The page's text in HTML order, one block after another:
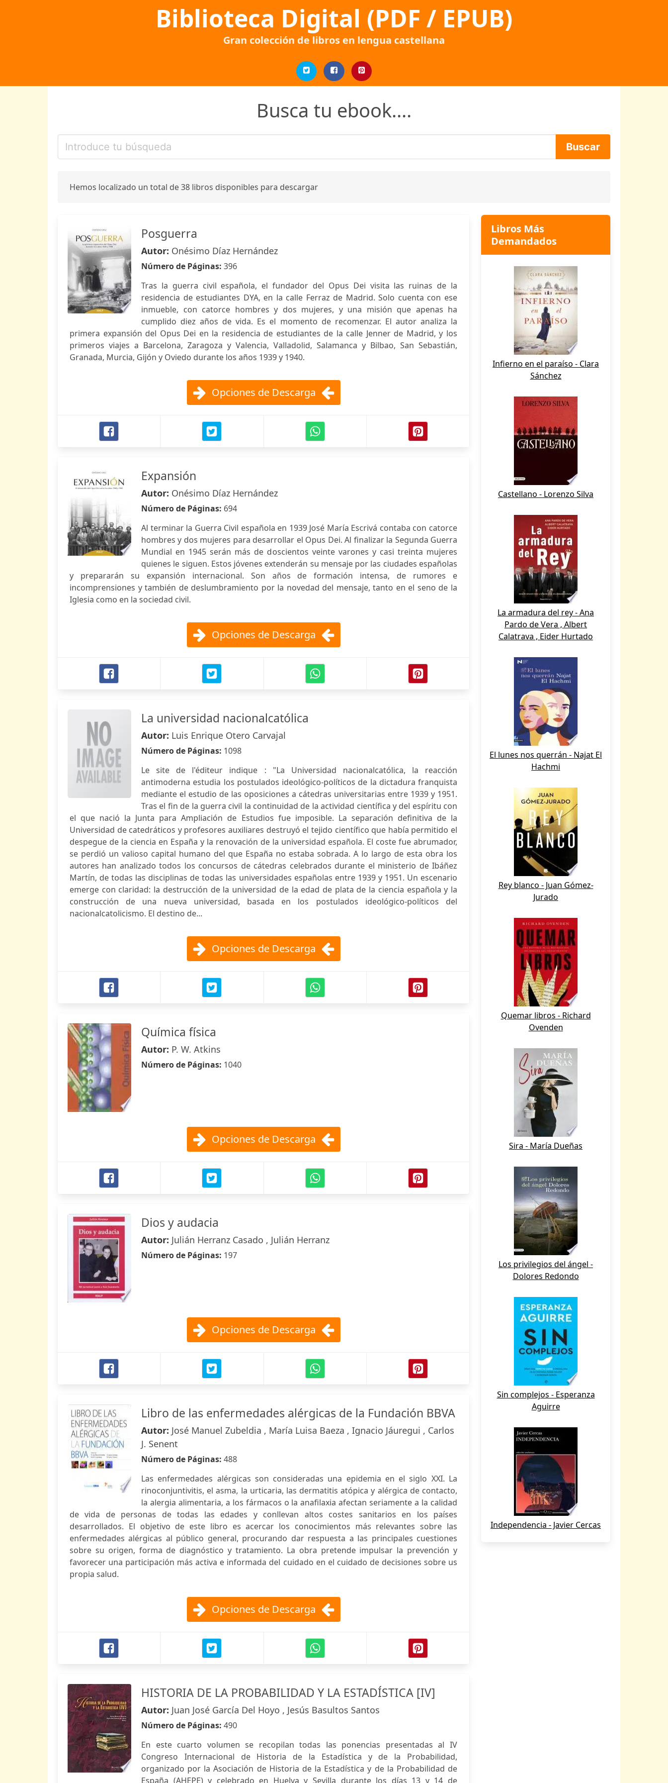
Biblioteca Digital (PDF / EPUB)
Gran colección de libros en lengua castellana
Busca tu ebook....
Hemos localizado un total de 38 libros disponibles para descargar
Posguerra
Autor: Onésimo Díaz Hernández
Número de Páginas: 396
Tras la guerra civil española, el fundador del Opus Dei visita las ruinas de la
residencia de estudiantes DYA, en la calle Ferraz de Madrid. Solo cuenta con ese
inmueble, con catorce hombres y dos mujeres, y una misión que apenas ha
cumplido diez años de vida. Es el momento de recomenzar. El autor analiza la
primera expansión del Opus Dei en la residencia de estudiantes de la calle Jenner de Madrid, y los
primeros viajes a Barcelona, Zaragoza y Valencia, Valladolid, Salamanca y Bilbao, San Sebastián,
Granada, Murcia, Gijón y Oviedo durante los años 1939 y 1940.
Opciones de Descarga
Expansión
Autor: Onésimo Díaz Hernández
Número de Páginas: 694
Al terminar la Guerra Civil española en 1939 José María Escrivá contaba con catorce
hombres y dos mujeres para desarrollar el Opus Dei. Al finalizar la Segunda Guerra
Mundial en 1945 serán más de doscientos veinte varones y casi treinta mujeres
quienes le siguen. Estos jóvenes extenderán su mensaje por las ciudades españolas
y prepararán su expansión internacional. Son años de formación intensa, de rumores e
incomprensiones y también de deslumbramiento por la novedad del mensaje, tanto en el seno de la
Iglesia como en la sociedad civil.
Opciones de Descarga
La universidad nacionalcatólica
Autor: Luis Enrique Otero Carvajal
Número de Páginas: 1098
Le site de l'éditeur indique : "La Universidad nacionalcatólica, la reacción
antimoderna estudia los postulados ideológico-políticos de la dictadura franquista
mediante el estudio de las oposiciones a cátedras universitarias entre 1939 y 1951.
Tras el fin de la guerra civil la continuidad de la actividad científica y del espíritu con
el que nació la Junta para Ampliación de Estudios fue imposible. La separación definitiva de la
Universidad de catedráticos y profesores auxiliares destruyó el tejido científico que había permitido el
despegue de la ciencia en España y la renovación de la universidad española. El coste fue abrumador,
se perdió un valioso capital humano del que España no estaba sobrada. A lo largo de esta obra los
autores han analizado todos los concursos de cátedras celebrados durante el ministerio de Ibáñez
Martín, de todas las disciplinas de todas las universidades españolas entre 1939 y 1951. Un escenario
emerge con claridad: la destrucción de la universidad de la edad de plata de la ciencia española y la
construcción de una nueva universidad, basada en los postulados ideológico-políticos del
nacionalcatolicismo. El destino de...
Opciones de Descarga
Química física
Autor: P. W. Atkins
Número de Páginas: 1040
Opciones de Descarga
Dios y audacia
Autor: Julián Herranz Casado , Julián Herranz
Número de Páginas: 197
Opciones de Descarga
Libro de las enfermedades alérgicas de la Fundación BBVA
Autor: José Manuel Zubeldia , María Luisa Baeza , Ignacio Jáuregui , Carlos
J. Senent
Número de Páginas: 488
Las enfermedades alérgicas son consideradas una epidemia en el siglo XXI. La
rinoconjuntivitis, el asma, la urticaria, las dermatitis atópica y alérgica de contacto,
la alergia alimentaria, a los fármacos o la anafilaxia afectan seriamente a la calidad
de vida de personas de todas las edades y conllevan altos costes sanitarios en los países
desarrollados. El objetivo de este libro es acercar los conocimientos más relevantes sobre las
enfermedades alérgicas al público general, procurando dar respuesta a las principales cuestiones
sobre su origen, forma de diagnóstico y tratamiento. La obra pretende impulsar la prevención y
favorecer una participación más activa e informada del cuidado en el cuidado de decisiones sobre us
propia salud.
Opciones de Descarga
HISTORIA DE LA PROBABILIDAD Y LA ESTADÍSTICA [IV]
Autor: Juan José García Del Hoyo , Jesús Basultos Santos
Número de Páginas: 490
En este cuarto volumen se recopilan todas las ponencias presentadas al IV
Congreso Internacional de Historia de la Estadística y de la Probabilidad,
organizado por la Asociación de Historia de la Estadística y de la Probabilidad de
España (AHEPE) y celebrado en Huelva y Sevilla durante los días 13 y 14 de
Libros Más
Demandados
Infierno en el paraíso - Clara
Sánchez
Castellano - Lorenzo Silva
La armadura del rey - Ana
Pardo de Vera , Albert
Calatrava , Eider Hurtado
El lunes nos querrán - Najat El
Hachmi
Rey blanco - Juan Gómez-
Jurado
Quemar libros - Richard
Ovenden
Sira - María Dueñas
Los privilegios del ángel -
Dolores Redondo
Sin complejos - Esperanza
Aguirre
Independencia - Javier Cercas